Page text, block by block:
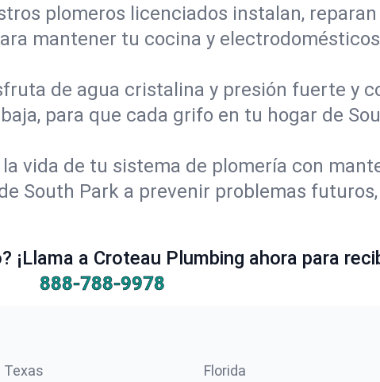
plomeros licenciados instalan,
mantener tu cocina y
de agua cristalina y presión fuerte y
para que cada grifo en tu hogar de
la vida de tu sistema de plomería con
South Park a prevenir problemas
¡Llama a Croteau Plumbing ahora para
888-788-9978
Texas Florida